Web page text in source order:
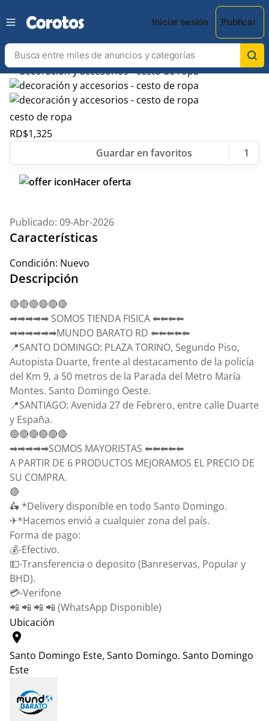
Iniciar sesión Publicar
cesto de ropa
RD$1,325
1
Hacer oferta
Publicado: 09-Abr-2026
Características
Condición: Nuevo
Descripción
🔴🔴🔴🔴🔴🔴
➡➡➡➡➡ SOMOS TIENDA FISICA ⬅⬅⬅⬅
➡➡➡➡➡➡MUNDO BARATO RD ⬅⬅⬅⬅⬅
📍SANTO DOMINGO: PLAZA TORINO, Segundo Piso,
Autopista Duarte, frente al destacamento de la policía
del Km 9, a 50 metros de la Parada del Metro María
Montes. Santo Domingo Oeste.
📍SANTIAGO: Avenida 27 de Febrero, entre calle Duarte
y España.
🔴🔴🔴🔴🔴🔴
➡➡➡➡➡SOMOS MAYORISTAS ⬅⬅⬅⬅⬅
A PARTIR DE 6 PRODUCTOS MEJORAMOS EL PRECIO DE
SU COMPRA.
🔴
🛵 *Delivery disponible en todo Santo Domingo.
✈*Hacemos envió a cualquier zona del país.
Forma de pago:
💰-Efectivo.
💵-Transferencia o deposito (Banreservas, Popular y
BHD).
💳-Verifone
📲 📲 📲 📲 (WhatsApp Disponible)
Ubicación
location_on
Santo Domingo Este, Santo Domingo. Santo Domingo
Este
+
−